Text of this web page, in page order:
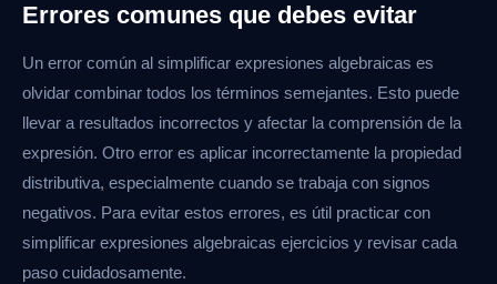
Errores comunes que debes evitar
Un error común al simplificar expresiones algebraicas es
olvidar combinar todos los términos semejantes. Esto puede
llevar a resultados incorrectos y afectar la comprensión de la
expresión. Otro error es aplicar incorrectamente la propiedad
distributiva, especialmente cuando se trabaja con signos
negativos. Para evitar estos errores, es útil practicar con
simplificar expresiones algebraicas ejercicios y revisar cada
paso cuidadosamente.